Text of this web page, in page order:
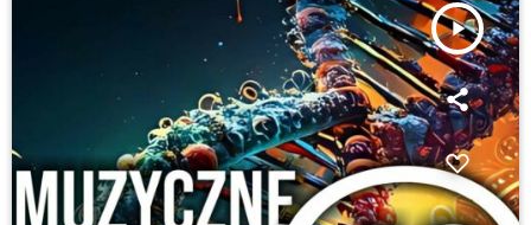
play_arrow